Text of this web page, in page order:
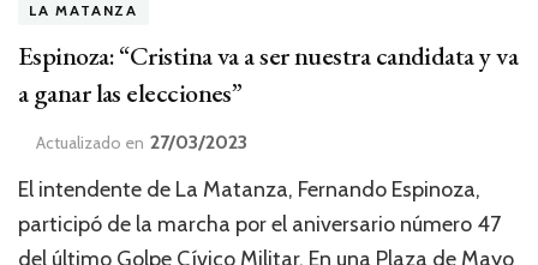
LA MATANZA
Espinoza: “Cristina va a ser nuestra candidata y va
a ganar las elecciones”
Actualizado en 27/03/2023
El intendente de La Matanza, Fernando Espinoza,
participó de la marcha por el aniversario número 47
del último Golpe Cívico Militar. En una Plaza de Mayo